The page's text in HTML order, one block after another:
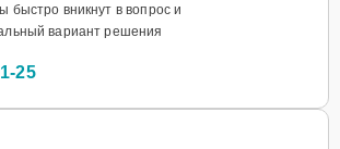
быстро вникнут в вопрос и
вариант решения
25